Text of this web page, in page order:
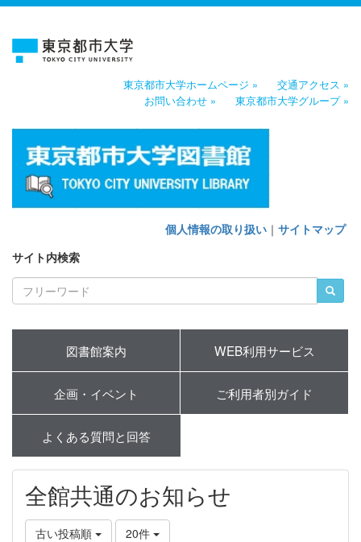
東京都市大学ホームページ »
交通アクセス »
お問い合わせ »
東京都市大学グループ »
個人情報の取り扱い ｜ サイトマップ
サイト内検索
図書館案内 WEB利用サービス
企画・イベント ご利用者別ガイド
よくある質問と回答
全館共通のお知らせ
古い投稿順 20件